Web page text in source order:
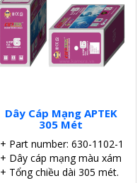
Dây Cáp Mạng APTEK
305 Mét
+ Part number: 630-1102-1
+ Dây cáp mạng màu xám.
+ Tổng chiều dài 305 mét.